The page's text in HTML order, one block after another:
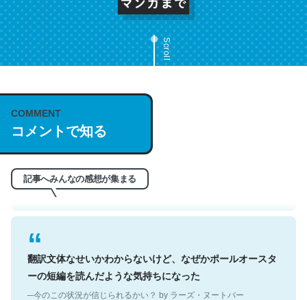
Scroll
COMMENT
コメントで知る
記事へみんなの感想が集まる
これは名文。彼はとてもクレバーなんだろうなと凄く思
う。英語少しでも読める人は原文もお勧め。自分はこの流
れ好き。Let’s Fucking Go. Then Covid hit. Shit.
翻訳文体なせいかわからないけど、なぜかポールオースタ
ーの短編を読んだような気持ちになった